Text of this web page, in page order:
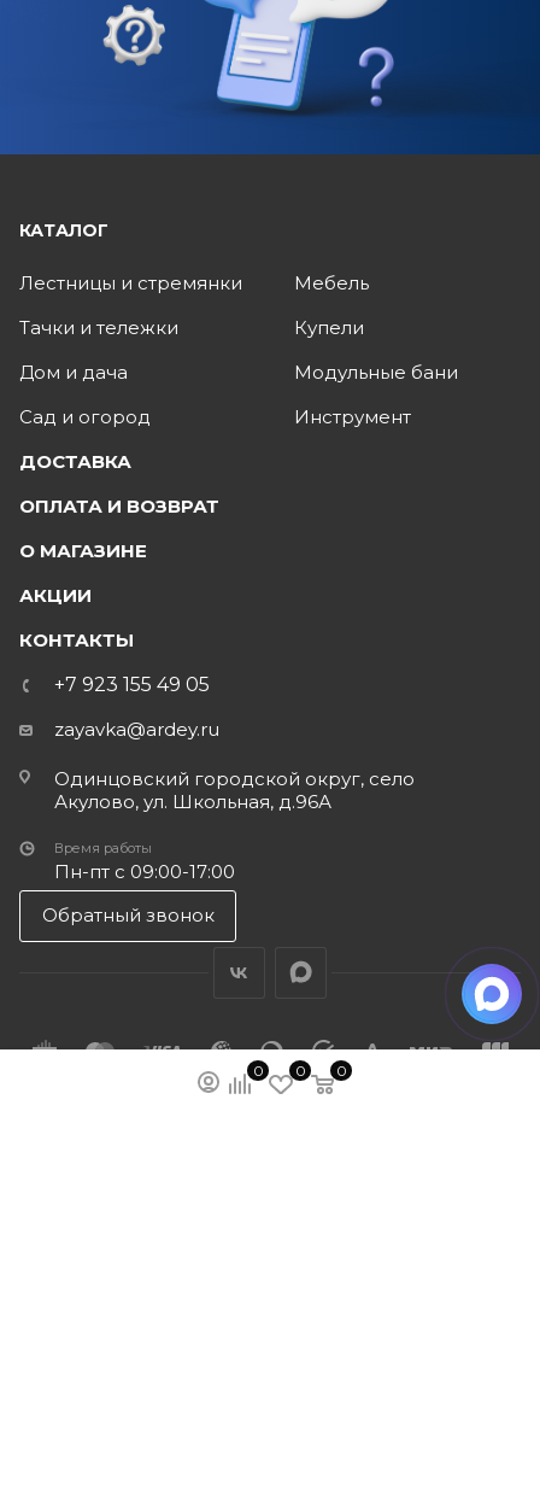
0 0 0
КАТАЛОГ
Лестницы и стремянки
Тачки и тележки
Дом и дача
Сад и огород
Мебель
Купели
Модульные бани
Инструмент
ДОСТАВКА
ОПЛАТА И ВОЗВРАТ
О МАГАЗИНЕ
АКЦИИ
КОНТАКТЫ
+7 923 155 49 05
zayavka@ardey.ru
Одинцовский городской округ, село
Акулово, ул. Школьная, д.96А
Время работы
Пн-пт с 09:00-17:00
Обратный звонок